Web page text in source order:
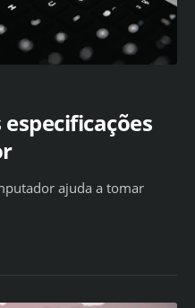
ajuda a tomar